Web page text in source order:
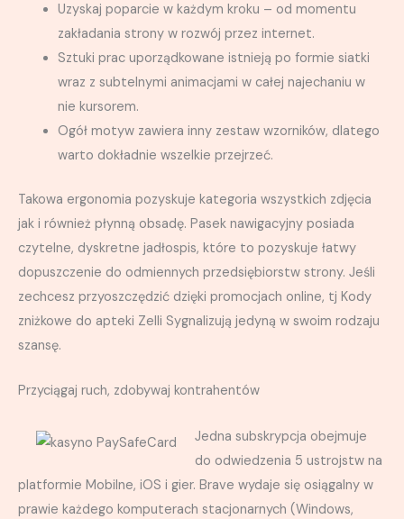
Uzyskaj poparcie w każdym kroku – od momentu
zakładania strony w rozwój przez internet.
Sztuki prac uporządkowane istnieją po formie siatki
wraz z subtelnymi animacjami w całej najechaniu w
nie kursorem.
Ogół motyw zawiera inny zestaw wzorników, dlatego
warto dokładnie wszelkie przejrzeć.
Takowa ergonomia pozyskuje kategoria wszystkich zdjęcia
jak i również płynną obsadę. Pasek nawigacyjny posiada
czytelne, dyskretne jadłospis, które to pozyskuje łatwy
dopuszczenie do odmiennych przedsiębiorstw strony. Jeśli
zechcesz przyoszczędzić dzięki promocjach online, tj Kody
zniżkowe do apteki Zelli Sygnalizują jedyną w swoim rodzaju
szansę.
Przyciągaj ruch, zdobywaj kontrahentów
Jedna subskrypcja obejmuje
do odwiedzenia 5 ustrojstw na
platformie Mobilne, iOS i gier. Brave wydaje się osiągalny w
prawie każdego komputerach stacjonarnych (Windows,